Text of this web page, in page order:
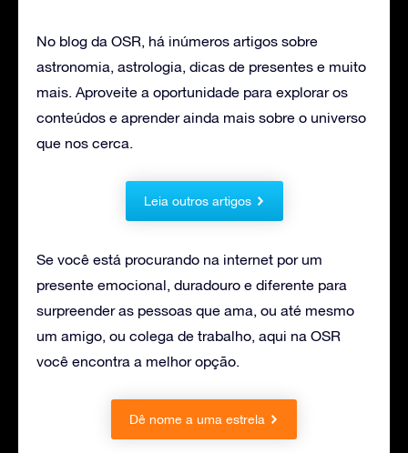
No blog da OSR, há inúmeros artigos sobre
astronomia, astrologia, dicas de presentes e muito
mais. Aproveite a oportunidade para explorar os
conteúdos e aprender ainda mais sobre o universo
que nos cerca.
Leia outros artigos
Se você está procurando na internet por um
presente emocional, duradouro e diferente para
surpreender as pessoas que ama, ou até mesmo
um amigo, ou colega de trabalho, aqui na OSR
você encontra a melhor opção.
Dê nome a uma estrela